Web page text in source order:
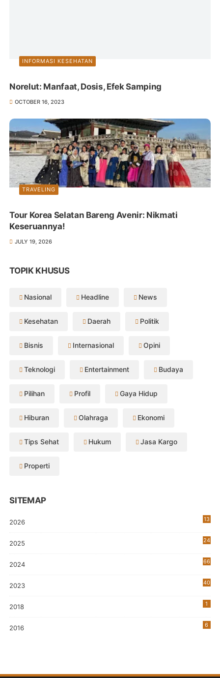
INFORMASI KESEHATAN
Norelut: Manfaat, Dosis, Efek Samping
OCTOBER 16, 2023
TRAVELING
Tour Korea Selatan Bareng Avenir: Nikmati
Keseruannya!
JULY 19, 2026
TOPIK KHUSUS
Nasional Headline News
Kesehatan Daerah Politik
Bisnis Internasional Opini
Teknologi Entertainment Budaya
Pilihan Profil Gaya Hidup
Hiburan Olahraga Ekonomi
Tips Sehat Hukum Jasa Kargo
Properti
SITEMAP
2026 13
2025 24
2024 66
2023
40
2018 1
2016 6